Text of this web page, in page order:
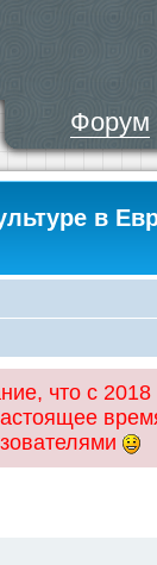
Форум
в
что с